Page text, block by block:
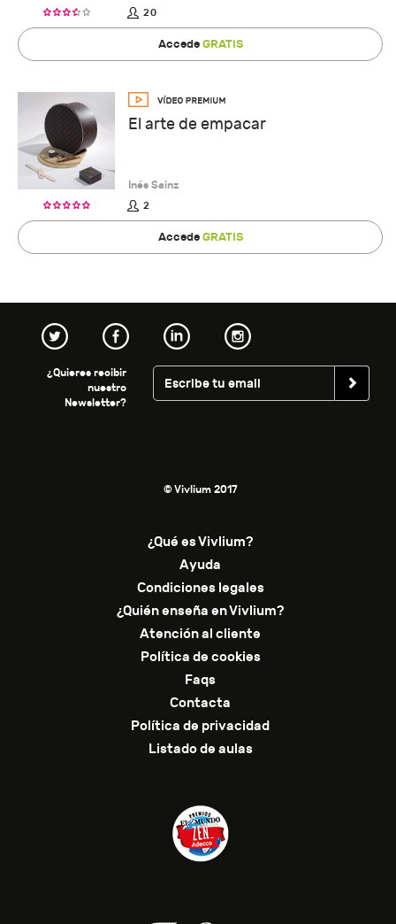
20
AccedeGRATIS
El arte de empacar
Inés Sainz
2
AccedeGRATIS
¿Quieres recibir
nuestro
Newsletter?
© Vivlium 2017
¿Qué es Vivlium?
Ayuda
Condiciones legales
¿Quién enseña en Vivlium?
Atención al cliente
Política de cookies
Faqs
Contacta
Política de privacidad
Listado de aulas